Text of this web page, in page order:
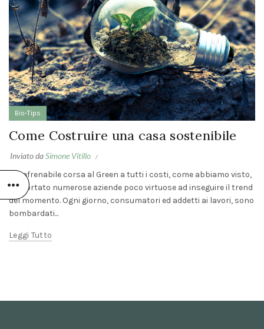
Bio-Tips
Come Costruire una casa sostenibile
Inviato daSimone Vitillo
L'irrefrenabile corsa al Green a tutti i costi, come abbiamo visto,
ha portato numerose aziende poco virtuose ad inseguire il trend
del momento. Ogni giorno, consumatori ed addetti ai lavori, sono
bombardati...
Leggi Tutto
LA
FUTURO:
SUD
PITTURE
INTERNI
2026: